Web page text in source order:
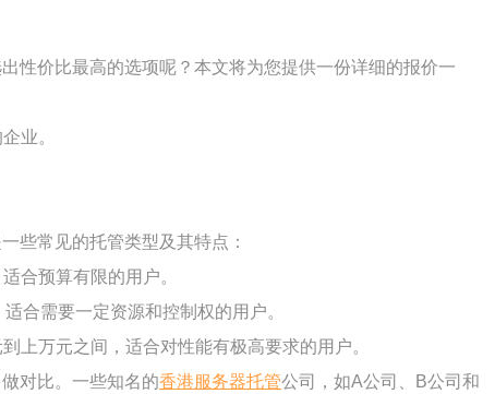
性价比最高的选项呢？本文将为您提供一份详细的报价一
业。
些常见的托管类型及其特点：
合预算有限的用户。
合需要一定资源和控制权的用户。
上万元之间，适合对性能有极高要求的用户。
对比。一些知名的香港服务器托管公司，如A公司、B公司和